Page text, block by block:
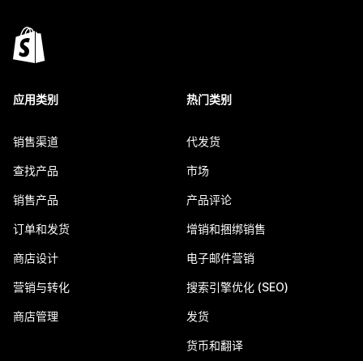
应用类别
销售渠道
查找产品
销售产品
订单和发货
商店设计
营销与转化
商店管理
热门类别
代发货
市场
产品评论
增销和捆绑销售
电子邮件营销
搜索引擎优化 (SEO)
发货
货币和翻译